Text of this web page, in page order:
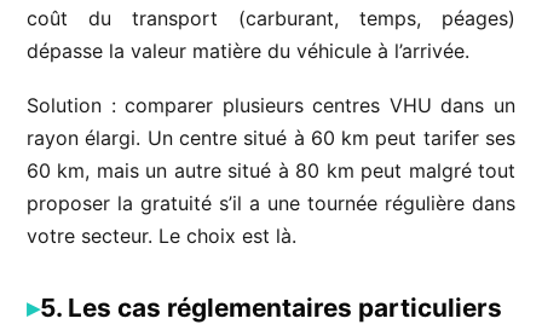
coût du transport (carburant, temps, péages)
dépasse la valeur matière du véhicule à l’arrivée.
Solution : comparer plusieurs centres VHU dans un
rayon élargi. Un centre situé à 60 km peut tarifer ses
60 km, mais un autre situé à 80 km peut malgré tout
proposer la gratuité s’il a une tournée régulière dans
votre secteur. Le choix est là.
5. Les cas réglementaires particuliers